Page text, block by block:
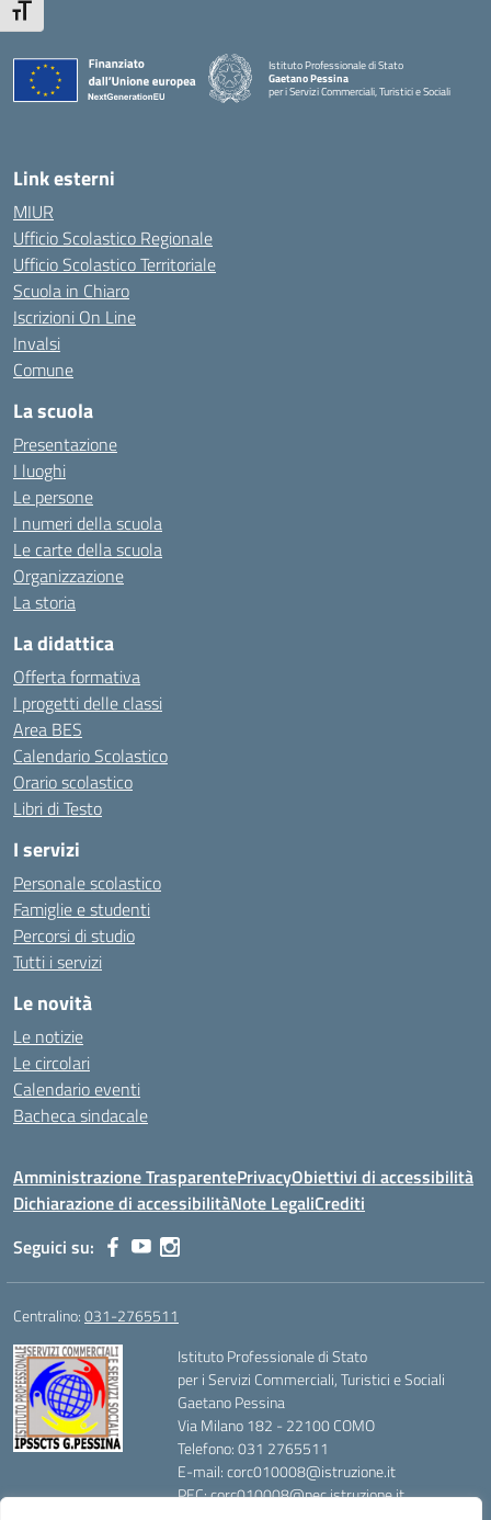
Attiva/disattiva dimensione testo
Istituto Professionale di Stato
Gaetano Pessina
per i Servizi Commerciali, Turistici e Sociali
— Visita la pagina iniziale della scuola
Link esterni
MIUR
Ufficio Scolastico Regionale
Ufficio Scolastico Territoriale
Scuola in Chiaro
Iscrizioni On Line
Invalsi
Comune
La scuola
Presentazione
I luoghi
Le persone
I numeri della scuola
Le carte della scuola
Organizzazione
La storia
La didattica
Offerta formativa
I progetti delle classi
Area BES
Calendario Scolastico
Orario scolastico
Libri di Testo
I servizi
Personale scolastico
Famiglie e studenti
Percorsi di studio
Tutti i servizi
Le novità
Le notizie
Le circolari
Calendario eventi
Bacheca sindacale
Amministrazione TrasparentePrivacyObiettivi di accessibilità
Dichiarazione di accessibilitàNote LegaliCrediti
Seguici su:
Centralino:031-2765511
Istituto Professionale di Stato
per i Servizi Commerciali, Turistici e Sociali
Gaetano Pessina
Via Milano 182 - 22100 COMO
Telefono: 031 2765511
E-mail: corc010008@istruzione.it
PEC: corc010008@pec.istruzione.it